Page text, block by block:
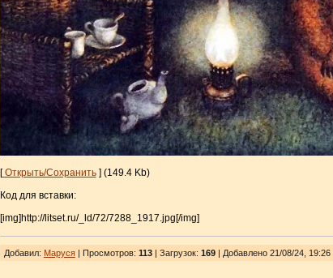
[Открыть/Сохранить] (149.4 Kb)
Код для вставки:
[img]http://litset.ru/_ld/72/7288_1917.jpg[/img]
Добавил: Маруся| Просмотров: 113| Загрузок: 169| Добавлено 21/08/24, 19:26